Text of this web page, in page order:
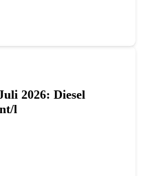
2026: Diesel
l